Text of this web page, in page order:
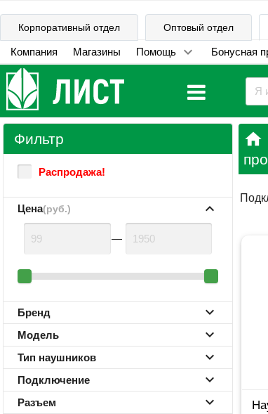
Корпоративный отдел Оптовый отдел
Компания Магазины Помощь Бонусная
Фильтр
Распродажа!
Цена(руб.)
—
Бренд
Модель
Тип наушников
Подключение
Разъем
